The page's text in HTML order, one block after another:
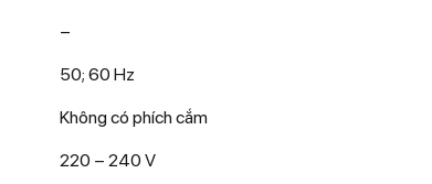
–
50; 60 Hz
Không có phích cắm
220 – 240 V